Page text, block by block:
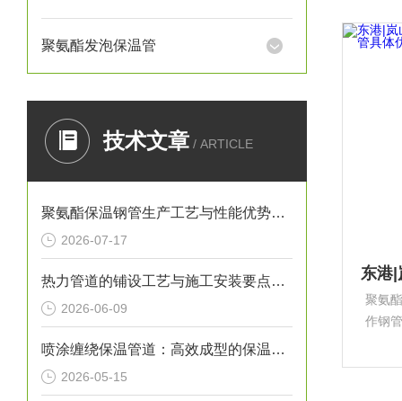
聚氨酯发泡保温管
技术文章 / ARTICLE
聚氨酯保温钢管生产工艺与性能优势解析
2026-07-17
热力管道的铺设工艺与施工安装要点解析
2026-06-09
喷涂缠绕保温管道：高效成型的保温输送核心装备
2026-05-15
聚氨
作钢
和客